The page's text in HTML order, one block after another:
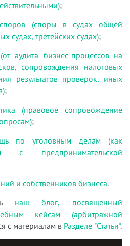
;
(споры в судах общей
судах, третейских судах);
аудита бизнес-процессов на
сопровождения налоговых
результатов проверок, иных
;
(правовое сопровождение
;
по уголовным делам (как
с предпринимательской
и собственников бизнеса.
наш блог, посвященный
кейсам (арбитражной
с материалам в Разделе "Статьи".